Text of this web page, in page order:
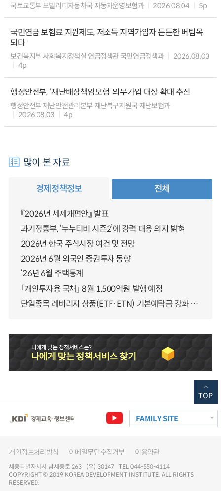
국토교통부 모빌리티자동차국 자동차운영보험과 2026.08.04 5p
국민연금 보험료 지원제도, 저소득 지역가입자 든든한 버팀목
되다
보건복지부 사회복지정책실 연금정책관 국민연금정책과
2026.08.03
4p
행정안전부, ‘재난배상책임보험’ 의무가입 대상 확대 추진
행정안전부 재난안전관리본부 재난복구지원국 재난보험과
2026.08.03
4p
많이 본 자료
경제정책정보 전체
『2026년 세제개편안』 발표
과기정통부, ‘누누티비 시즌2’에 강력 대응 의지 밝혀
2026년 한국 주식시장 여건 및 전망
2026년 6월 외국인 증권투자 동향
‘26년 6월 주택통계
「개인투자용 국채」 8월 1,500억원 발행 예정
단일종목 레버리지 상품(ETF·ETN) 기본예탁금 강화 조기시행 방안 안내
FAMILY SITE
개인정보처리방침 이메일무단수집거부 이용약관
세종특별자치시 남세종로 263 (우) 30147 TEL 044-550-4114
COPYRIGHT © 2019 KOREA DEVELOPMENT INSTITUTE. ALL RIGHTS
RESERVED.
TOP